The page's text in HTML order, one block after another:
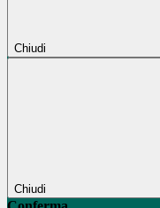
Chiudi
Chiudi